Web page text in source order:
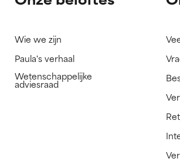
Wie we zijn
Paula's verhaal
Wetenschappelijke
adviesraad